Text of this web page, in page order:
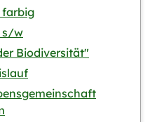
farbig
s/w
Biodiversität"